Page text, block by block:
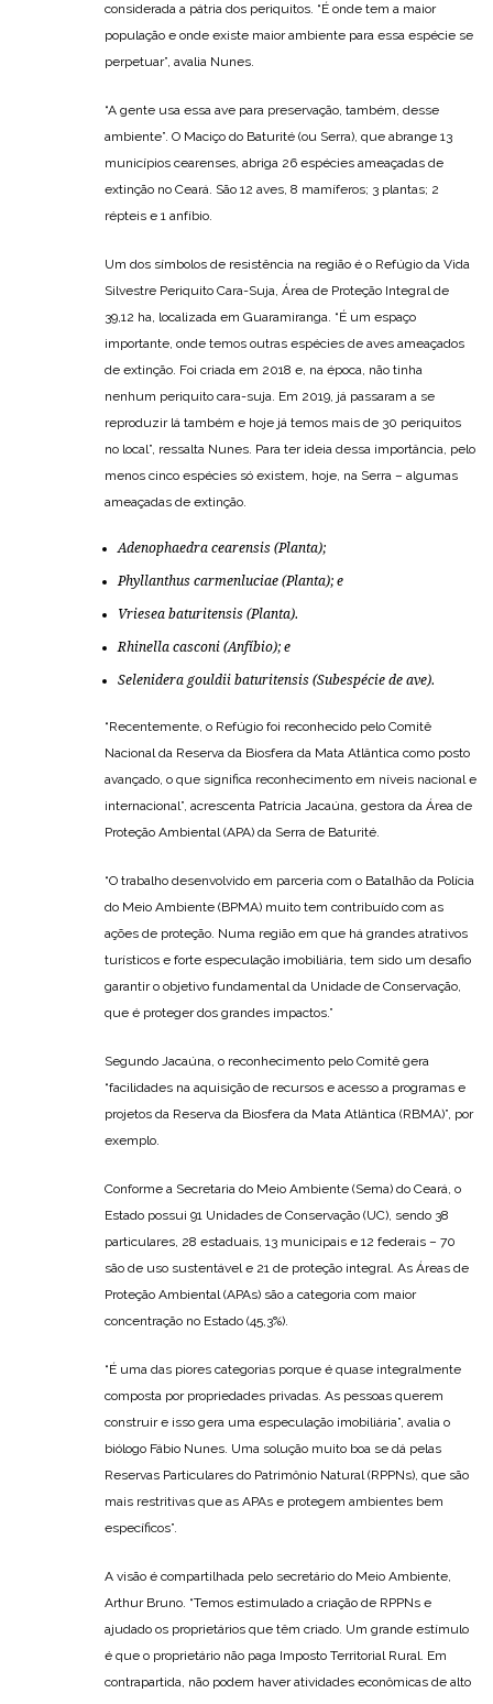
considerada a pátria dos periquitos. “É onde tem a maior
população e onde existe maior ambiente para essa espécie se
perpetuar”, avalia Nunes.
“A gente usa essa ave para preservação, também, desse
ambiente”. O Maciço do Baturité (ou Serra), que abrange 13
municípios cearenses, abriga 26 espécies ameaçadas de
extinção no Ceará. São 12 aves, 8 mamíferos; 3 plantas; 2
répteis e 1 anfíbio.
Um dos símbolos de resistência na região é o Refúgio da Vida
Silvestre Periquito Cara-Suja, Área de Proteção Integral de
39,12 ha, localizada em Guaramiranga. “É um espaço
importante, onde temos outras espécies de aves ameaçados
de extinção. Foi criada em 2018 e, na época, não tinha
nenhum periquito cara-suja. Em 2019, já passaram a se
reproduzir lá também e hoje já temos mais de 30 periquitos
no local”, ressalta Nunes. Para ter ideia dessa importância, pelo
menos cinco espécies só existem, hoje, na Serra – algumas
ameaçadas de extinção.
Adenophaedra cearensis (Planta);
Phyllanthus carmenluciae (Planta); e
Vriesea baturitensis (Planta).
Rhinella casconi (Anfíbio); e
Selenidera gouldii baturitensis (Subespécie de ave).
“Recentemente, o Refúgio foi reconhecido pelo Comitê
Nacional da Reserva da Biosfera da Mata Atlântica como posto
avançado, o que significa reconhecimento em níveis nacional e
internacional”, acrescenta Patrícia Jacaúna, gestora da Área de
Proteção Ambiental (APA) da Serra de Baturité.
“O trabalho desenvolvido em parceria com o Batalhão da Polícia
do Meio Ambiente (BPMA) muito tem contribuído com as
ações de proteção. Numa região em que há grandes atrativos
turísticos e forte especulação imobiliária, tem sido um desafio
garantir o objetivo fundamental da Unidade de Conservação,
que é proteger dos grandes impactos.”
Segundo Jacaúna, o reconhecimento pelo Comitê gera
“facilidades na aquisição de recursos e acesso a programas e
projetos da Reserva da Biosfera da Mata Atlântica (RBMA)”, por
exemplo.
Conforme a Secretaria do Meio Ambiente (Sema) do Ceará, o
Estado possui 91 Unidades de Conservação (UC), sendo 38
particulares, 28 estaduais, 13 municipais e 12 federais – 70
são de uso sustentável e 21 de proteção integral. As Áreas de
Proteção Ambiental (APAs) são a categoria com maior
concentração no Estado (45,3%).
“É uma das piores categorias porque é quase integralmente
composta por propriedades privadas. As pessoas querem
construir e isso gera uma especulação imobiliária”, avalia o
biólogo Fábio Nunes. Uma solução muito boa se dá pelas
Reservas Particulares do Patrimônio Natural (RPPNs), que são
mais restritivas que as APAs e protegem ambientes bem
específicos”.
A visão é compartilhada pelo secretário do Meio Ambiente,
Arthur Bruno. “Temos estimulado a criação de RPPNs e
ajudado os proprietários que têm criado. Um grande estímulo
é que o proprietário não paga Imposto Territorial Rural. Em
contrapartida, não podem haver atividades econômicas de alto